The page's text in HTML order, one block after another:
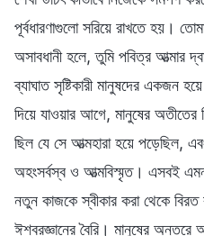
পূর্বধারণাগুলো সরিয়ে রাখতে হয়।
অসাবধানী হলে, তুমি পবিত্র আত্মার
ব্যাঘাত সৃষ্টিকারী মানুষদের একজন
দিয়ে যাওয়ার আগে, মানুষের
ছিল যে সে আত্মহারা হয়ে পড়েছিল,
অহংসর্বস্ব ও আত্মবিস্মৃত। এসবই
নতুন কাজকে স্বীকার করা থেকে
ঈশ্বরজ্ঞানের বৈরি। মানুষের